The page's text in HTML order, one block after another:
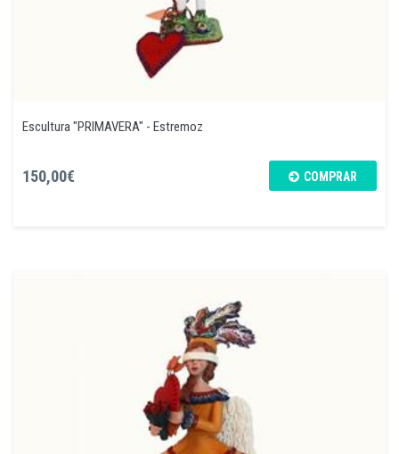
Escultura "PRIMAVERA" - Estremoz
150,00€ COMPRAR